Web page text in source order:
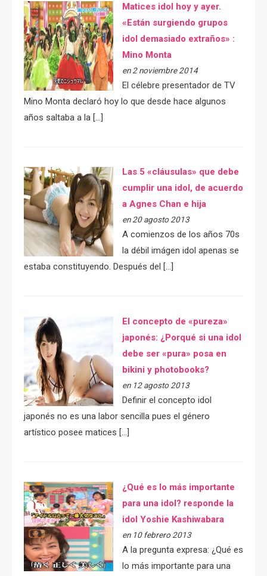
Matices idol hoy y ayer.
«Están surgiendo grupos
idol demasiado extraños» :
Mino Monta
en 2 noviembre 2014
El célebre presentador de TV
Mino Monta declaró hoy lo que desde hace algunos
años saltaba a la […]
Las 5 «cláusulas» que debe
cumplir una idol, de acuerdo
a Agnes Chan e hija
en 20 agosto 2013
A comienzos de los años 70s
la débil imágen idol apenas se
estaba constituyendo. Después del […]
El concepto de «pureza»
japonés: ¿Porqué si una idol
debe ser «pura» posa en
bikini y photobooks?
en 12 agosto 2013
Definir el concepto idol
japonés no es una labor sencilla pues el género
artístico posee matices […]
¿Qué es lo más importante
para una idol? responde la
idol Yoshie Kashiwabara
en 10 febrero 2013
A la pregunta expresa: ¿Qué es
lo más importante para una